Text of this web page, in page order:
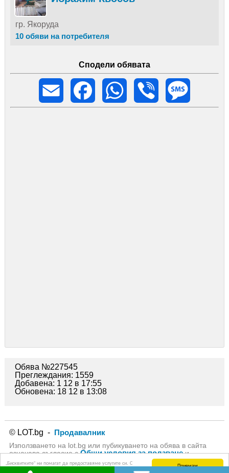
Приемам
„Бисквитките“ ни помагат да предоставяме услугите си. С
използването на услугите ни приемате, че можем да
гр. Якоруда
10 обяви на потребителя
Сподели обявата
Email
Facebook WhatsApp Viber
Обява №227545
Преглеждания: 1559
Добавена: 1 12 в 17:55
Обновена: 18 12 в 13:08
© LOT.bg - Продавалник
Използването на lot.bg или пубикуването на обява в сайта
означава съгласие сОбщи условия за ползванеи
Политика за личните даннина lot.bg